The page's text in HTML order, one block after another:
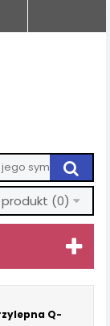
produkt (0)
Q-